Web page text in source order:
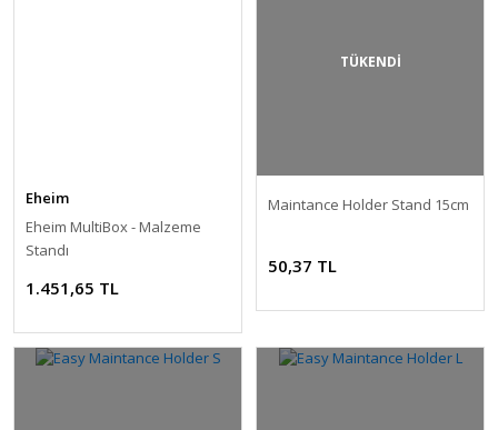
Eheim
Eheim MultiBox - Malzeme
Standı
1.451,65 TL
TÜKENDİ
Maintance Holder Stand 15cm
50,37 TL